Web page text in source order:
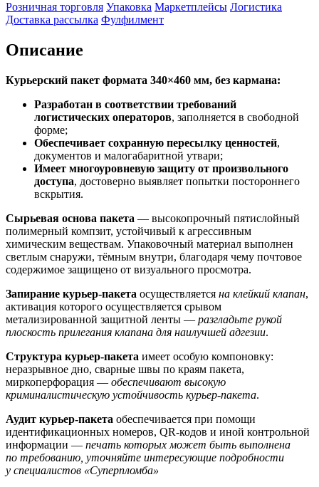
Розничная торговля Упаковка Маркетплейсы Логистика
Доставка рассылка Фулфилмент
Описание
Курьерский пакет формата 340×460 мм, без кармана:
Разработан в соответствии требований
логистических операторов, заполняется в свободной
форме;
Обеспечивает сохранную пересылку ценностей,
документов и малогабаритной утвари;
Имеет многоуровневую защиту от произвольного
доступа, достоверно выявляет попытки постороннего
вскрытия.
Сырьевая основа пакета — высокопрочный пятислойный
полимерный компзит, устойчивый к агрессивным
химическим веществам. Упаковочный материал выполнен
светлым снаружи, тёмным внутри, благодаря чему почтовое
содержимое защищено от визуального просмотра.
Запирание курьер-пакета осуществляется на клейкий клапан,
активация которого осуществляется срывом
метализированной защитной ленты — разгладьте рукой
плоскость прилегания клапана для наилучшей адгезии.
Структура курьер-пакета имеет особую компоновку:
неразрывное дно, сварные швы по краям пакета,
миркоперфорация — обеспечивают высокую
криминалистическую устойчивость курьер-пакета.
Аудит курьер-пакета обеспечивается при помощи
идентификационных номеров, QR-кодов и иной контрольной
информации — печать которых может быть выполнена
по требованию, уточняйте интересующие подробности
у специалистов «Суперпломба»